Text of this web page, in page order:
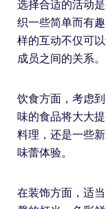
选择合适的活动
织一些简单而有
样的互动不仅可
成员之间的关系。
饮食方面，考虑
味的食品将大大
料理，还是一些
味蕾体验。
在装饰方面，适